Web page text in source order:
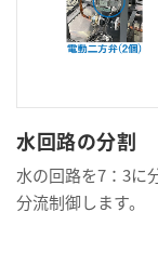
水回路の分割
水の回路を7：3に
分流制御します。